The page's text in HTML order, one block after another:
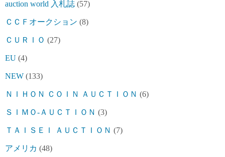
auction world 入札誌 (57)
ＣＣＦオークション (8)
ＣＵＲＩＯ (27)
EU (4)
NEW (133)
ＮＩＨＯＮ ＣＯＩＮ ＡＵＣＴＩＯＮ (6)
ＳＩＭＯ-ＡＵＣＴＩＯＮ (3)
ＴＡＩＳＥＩ ＡＵＣＴＩＯＮ (7)
アメリカ (48)